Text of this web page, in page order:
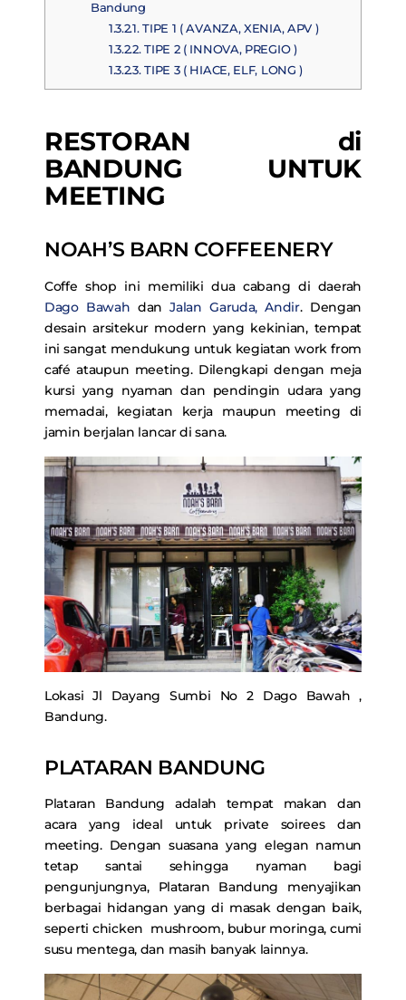
Bandung
1.3.2.1.TIPE 1 ( AVANZA, XENIA, APV )
1.3.2.2.TIPE 2 ( INNOVA, PREGIO )
1.3.2.3.TIPE 3 ( HIACE, ELF, LONG )
RESTORAN di
BANDUNG UNTUK
MEETING
NOAH’S BARN COFFEENERY
Coffe shop ini memiliki dua cabang di daerah
Dago Bawah danJalan Garuda, Andir. Dengan
desain arsitekur modern yang kekinian, tempat
ini sangat mendukung untuk kegiatan work from
café ataupun meeting. Dilengkapi dengan meja
kursi yang nyaman dan pendingin udara yang
memadai, kegiatan kerja maupun meeting di
jamin berjalan lancar di sana.
Lokasi Jl Dayang Sumbi No 2 Dago Bawah ,
Bandung.
PLATARAN BANDUNG
Plataran Bandung adalah tempat makan dan
acara yang ideal untuk private soirees dan
meeting. Dengan suasana yang elegan namun
tetap santai sehingga nyaman bagi
pengunjungnya, Plataran Bandung menyajikan
berbagai hidangan yang di masak dengan baik,
seperti chicken mushroom, bubur moringa, cumi
susu mentega, dan masih banyak lainnya.